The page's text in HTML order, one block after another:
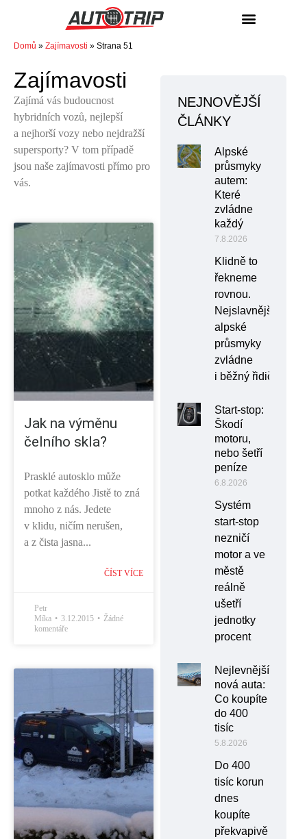
Domů » Zajímavosti » Strana 51
Zajímavosti
Zajímá vás budoucnost
hybridních vozů, nejlepší
a nejhorší vozy nebo nejdražší
supersporty? V tom případě
jsou naše zajímavosti přímo pro
vás.
Jak na výměnu
čelního skla?
Prasklé autosklo může
potkat každého Jistě to zná
mnoho z nás. Jedete
v klidu, ničím nerušen,
a z čista jasna...
ČÍST VÍCE
Petr
Míka
3.12.2015
Žádné
komentáře
NEJNOVĚJŠÍ
ČLÁNKY
Alpské
průsmyky
autem:
Které
zvládne
každý
7.8.2026
Klidně to
řekneme
rovnou.
Nejslavnější
alpské
průsmyky
zvládne
i běžný řidič
Start-stop:
Škodí
motoru,
nebo šetří
peníze
6.8.2026
Systém
start-stop
nezničí
motor a ve
městě
reálně
ušetří
jednotky
procent
Nejlevnější
nová auta:
Co koupíte
do 400
tisíc
5.8.2026
Do 400
tisíc korun
dnes
koupíte
překvapivě